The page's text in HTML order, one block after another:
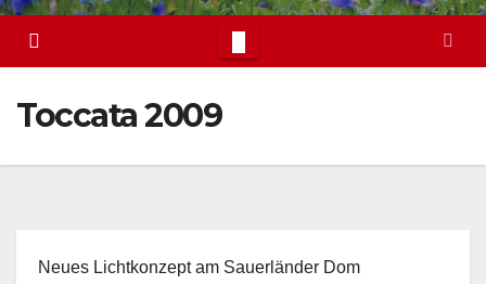
Toccata 2009
Neues Lichtkonzept am Sauerländer Dom